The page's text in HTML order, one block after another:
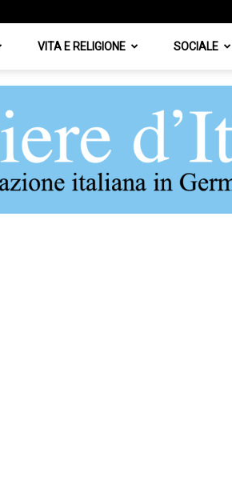
VITA E RELIGIONE SOCIALE